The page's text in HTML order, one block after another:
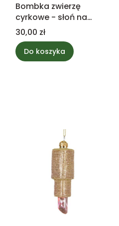
Bombka zwierzę
cyrkowe - słoń na
bębnie 12,5cm
Cena
30,00 zł
Do koszyka